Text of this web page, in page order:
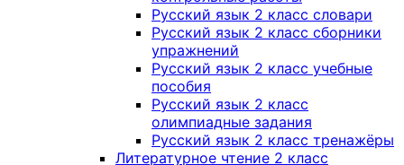
Русский язык 2 класс словари
Русский язык 2 класс сборники
упражнений
Русский язык 2 класс учебные
пособия
Русский язык 2 класс
олимпиадные задания
Русский язык 2 класс тренажёры
Литературное чтение 2 класс